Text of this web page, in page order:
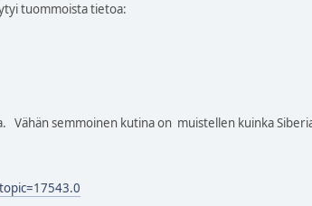
tuommoista tietoa:
Vähän semmoinen kutina on muistellen kuinka